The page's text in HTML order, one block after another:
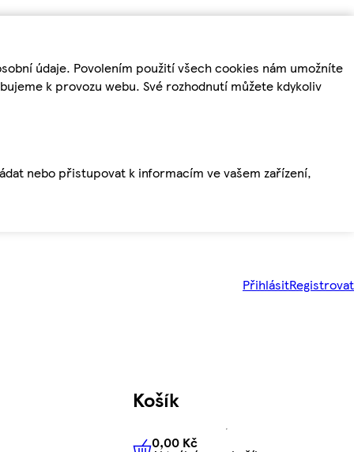
údaje. Povolením použití všech cookies nám umožníte
k provozu webu. Své rozhodnutí můžete kdykoliv
nebo přistupovat k informacím ve vašem zařízení,
PřihlásitRegistrovat
Košík
0,00 Kč